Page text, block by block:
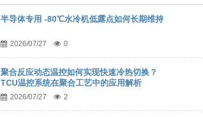
半导体专用 -80℃水冷机低露点如何长期维持
2026/07/27 0
聚合反应动态温控如何实现快速冷热切换？
TCU温控系统在聚合工艺中的应用解析
2026/07/27 2